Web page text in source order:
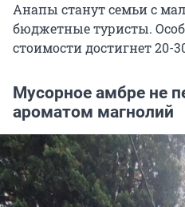
Анапы станут семьи с
бюджетные туристы.
стоимости достигнет 20-
Мусорное амбре не
ароматом магнолий